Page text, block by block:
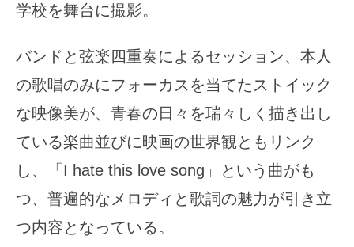
学校を舞台に撮影。
バンドと弦楽四重奏によるセッション、本人
の歌唱のみにフォーカスを当てたストイック
な映像美が、青春の日々を瑞々しく描き出し
ている楽曲並びに映画の世界観ともリンク
し、「I hate this love song」という曲がも
つ、普遍的なメロディと歌詞の魅力が引き立
つ内容となっている。